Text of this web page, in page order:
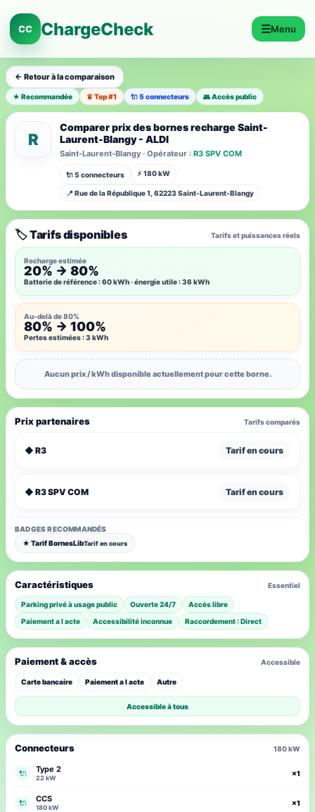
CC ChargeCheck ☰Menu
← Retour à la comparaison
★ Recommandée ♛ Top #1 🔌 5 connecteurs 👥 Accès public
R
Comparer prix des bornes recharge Saint-
Laurent-Blangy - ALDI
Saint-Laurent-Blangy · Opérateur : R3 SPV COM
🔌 5 connecteurs ⚡ 180 kW
📍 Rue de la République 1, 62223 Saint-Laurent-Blangy
🏷️ Tarifs disponibles Tarifs et puissances réels
Recharge estimée
20% → 80%
Batterie de référence : 60 kWh · énergie utile : 36 kWh
Au-delà de 80%
80% → 100%
Pertes estimées : 3 kWh
Aucun prix / kWh disponible actuellement pour cette borne.
Prix partenaires Tarifs comparés
◆ R3 Tarif en cours
◆ R3 SPV COM Tarif en cours
BADGES RECOMMANDÉS
★ Tarif BornesLibTarif en cours
Caractéristiques Essentiel
Parking privé à usage public Ouverte 24/7
Accès libre
Paiement a l acte
Accessibilité inconnue Raccordement : Direct
Connecteurs 180 kW
🔌 Type 2
22 kW
×1
🔌 CCS
180 kW
×1
Paiement & accès Accessible
Carte bancaire Paiement a l acte Autre
Accessible à tous